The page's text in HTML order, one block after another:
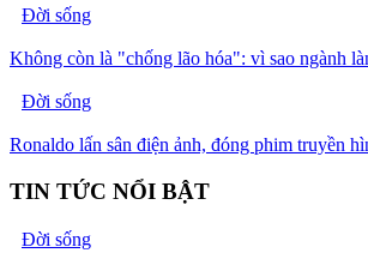
Đời sống
Không còn là "chống lão hóa": vì sao ngành
Đời sống
Ronaldo lấn sân điện ảnh, đóng phim truyền
TIN TỨC NỔI BẬT
Đời sống